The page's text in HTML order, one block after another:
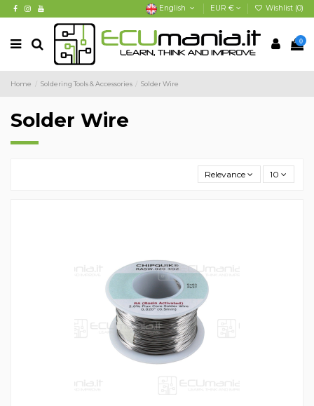
English EUR € Wishlist (0)
0
Home Soldering Tools & Accessories Solder Wire
Solder Wire
Relevance 10